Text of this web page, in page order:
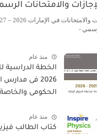
والامتحانات الرسمية
جدول
-
منذ عام
2026 فى مدارس
الحكومى والخاصة
منذ عام
كتاب الطالب فيزياء